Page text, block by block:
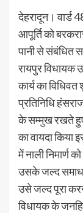
देहरादून। वार्ड
आपूर्ति को
पानी से संबंधित
रायपुर विधायक
कार्य का
प्रतिनिधि
के सम्मुख रखते
का वायदा किया
में नाली निमार्ण
उसके जल्द
उसे जल्द पूरा
विधायक के